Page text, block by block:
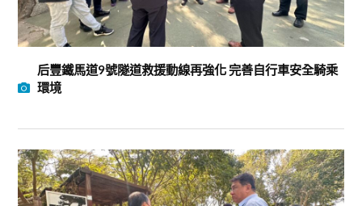
后豐鐵馬道9號隧道救援動線再強化 完善自行車安全騎乘
環境